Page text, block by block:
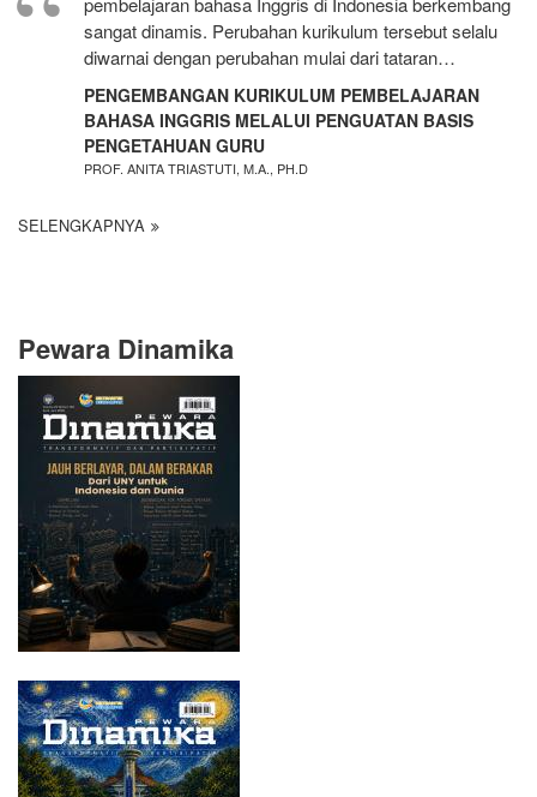
sangat dinamis. Perubahan kurikulum tersebut selalu
diwarnai dengan perubahan mulai dari tataran…
PENGEMBANGAN KURIKULUM PEMBELAJARAN
BAHASA INGGRIS MELALUI PENGUATAN BASIS
PENGETAHUAN GURU
PROF. ANITA TRIASTUTI, M.A., PH.D
SELENGKAPNYA
Pewara Dinamika